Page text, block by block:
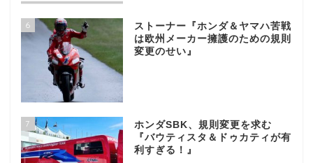
6
ストーナー『ホンダ＆ヤマハ苦戦
は欧州メーカー擁護のための規則
変更のせい』
7
ホンダSBK、規則変更を求む
『バウティスタ＆ドゥカティが有
利すぎる！』